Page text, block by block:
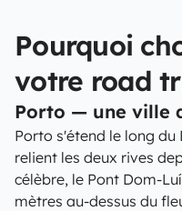
Pourquoi
votre road
Porto — une ville
Porto s'étend le long
relient les deux rives
célèbre, le Pont Dom-
mètres au-dessus du